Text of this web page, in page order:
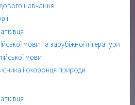
навчання
мови та зарубіжної літератури
мови
і охоронця природи